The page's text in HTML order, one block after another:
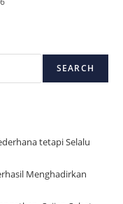
SEARCH
tetapi Selalu
Menghadirkan